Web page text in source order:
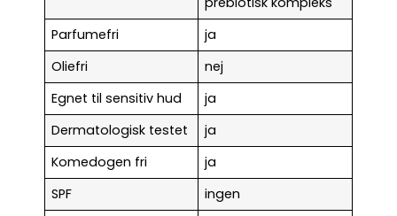
Parfumefri
ja
Oliefri
nej
Egnet til sensitiv hud
ja
Dermatologisk testet
ja
Komedogen fri
ja
SPF
ingen